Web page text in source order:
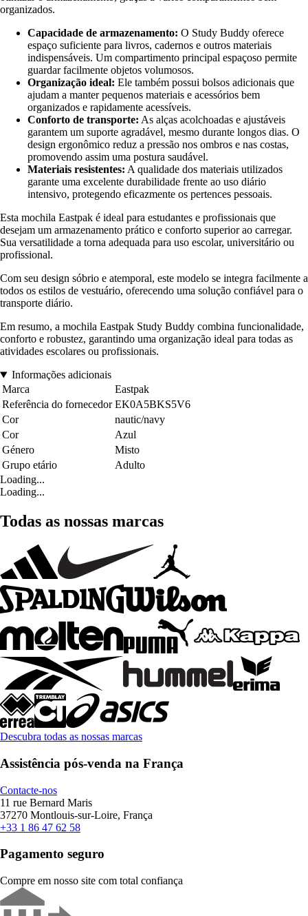
organizados.
Capacidade de armazenamento: O Study Buddy oferece
espaço suficiente para livros, cadernos e outros materiais
indispensáveis. Um compartimento principal espaçoso permite
guardar facilmente objetos volumosos.
Organização ideal: Ele também possui bolsos adicionais que
ajudam a manter pequenos materiais e acessórios bem
organizados e rapidamente acessíveis.
Conforto de transporte: As alças acolchoadas e ajustáveis
garantem um suporte agradável, mesmo durante longos dias. O
design ergonômico reduz a pressão nos ombros e nas costas,
promovendo assim uma postura saudável.
Materiais resistentes: A qualidade dos materiais utilizados
garante uma excelente durabilidade frente ao uso diário
intensivo, protegendo eficazmente os pertences pessoais.
Esta mochila Eastpak é ideal para estudantes e profissionais que
desejam um armazenamento prático e conforto superior ao carregar.
Sua versatilidade a torna adequada para uso escolar, universitário ou
profissional.
Com seu design sóbrio e atemporal, este modelo se integra facilmente a
todos os estilos de vestuário, oferecendo uma solução confiável para o
transporte diário.
Em resumo, a mochila Eastpak Study Buddy combina funcionalidade,
conforto e robustez, garantindo uma organização ideal para todas as
atividades escolares ou profissionais.
Informações adicionais
Marca
Eastpak
Referência do fornecedor EK0A5BKS5V6
Cor
nautic/navy
Cor
Azul
Género
Misto
Grupo etário
Adulto
Loading...
Loading...
Todas as nossas marcas
Descubra todas as nossas marcas
Assistência pós-venda na França
Contacte-nos
11 rue Bernard Maris
37270 Montlouis-sur-Loire, França
+33 1 86 47 62 58
Pagamento seguro
Compre em nosso site com total confiança